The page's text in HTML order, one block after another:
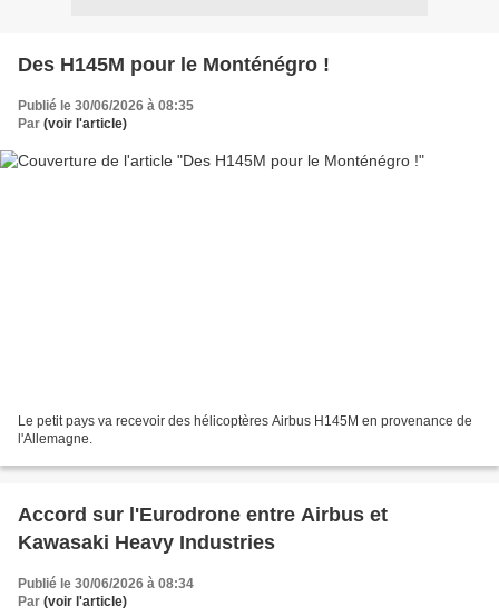
Des H145M pour le Monténégro !
Publié le 30/06/2026 à 08:35
Par (voir l'article)
Le petit pays va recevoir des hélicoptères Airbus H145M en provenance de
l'Allemagne.
Accord sur l'Eurodrone entre Airbus et
Kawasaki Heavy Industries
Publié le 30/06/2026 à 08:34
Par (voir l'article)